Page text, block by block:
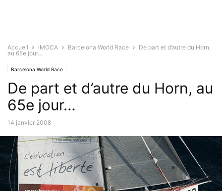
Accueil IMOCA Barcelona World Race
De part et d’autre du Horn,
au 65e jour…
Barcelona World Race
De part et d’autre du Horn, au
65e jour…
14 janvier 2008